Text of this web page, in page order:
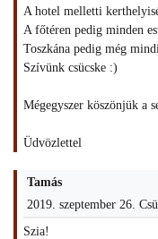
A hotel melletti
A főtéren pedig minden
Toszkána pedig még
Szívünk csücske :)
Mégegyszer köszönjük a
Üdvözlettel
Tamás
2019. szeptember 26.
Szia!